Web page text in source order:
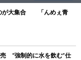
が大集合 「んめぇ青
“強制的に水を飲む”仕